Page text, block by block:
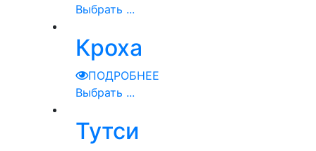
Выбрать ...
Кроха
ПОДРОБНЕЕ
Выбрать ...
Тутси